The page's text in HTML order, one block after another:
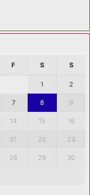
F S S
1 2
7 8 9
14 15 16
21 22 23
28 29 30